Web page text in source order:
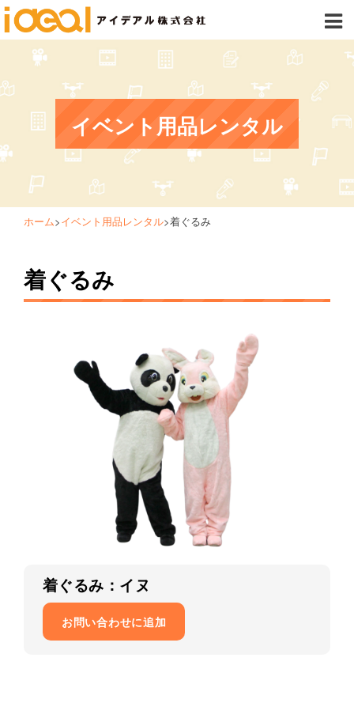
イベント用品レンタル
ホーム>イベント用品レンタル>着ぐるみ
着ぐるみ
着ぐるみ：イヌ
お問い合わせに追加